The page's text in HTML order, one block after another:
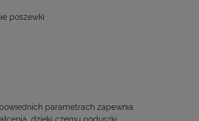
poszewki
parametrach zapewnia
dzięki czemu poduszki